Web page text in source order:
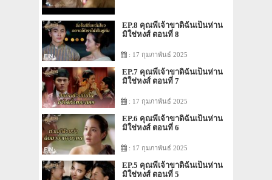
EP.8 คุณพี่เจ้าขาดิฉันเป็นห่าน
มิใช่หงส์ ตอนที่ 8
: 17 กุมภาพันธ์ 2025
EP.7 คุณพี่เจ้าขาดิฉันเป็นห่าน
มิใช่หงส์ ตอนที่ 7
: 17 กุมภาพันธ์ 2025
EP.6 คุณพี่เจ้าขาดิฉันเป็นห่าน
มิใช่หงส์ ตอนที่ 6
: 17 กุมภาพันธ์ 2025
EP.5 คุณพี่เจ้าขาดิฉันเป็นห่าน
มิใช่หงส์ ตอนที่ 5